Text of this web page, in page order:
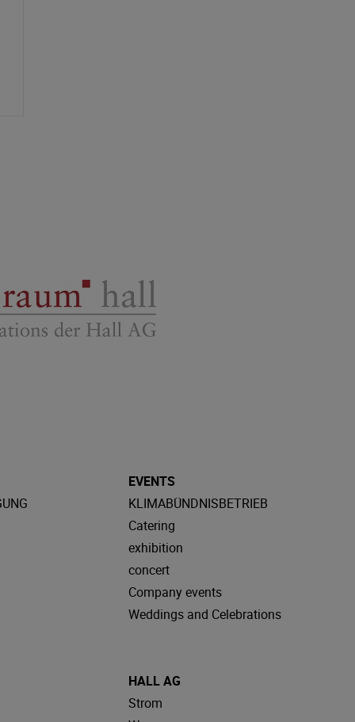
EVENTS
KLIMABÜNDNISBETRIEB
Catering
exhibition
concert
Company events
Weddings and Celebrations
HALL AG
Strom